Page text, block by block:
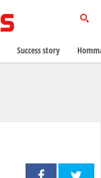
Success story